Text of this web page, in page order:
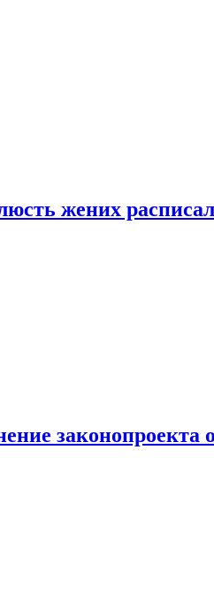
жених
законопроекта